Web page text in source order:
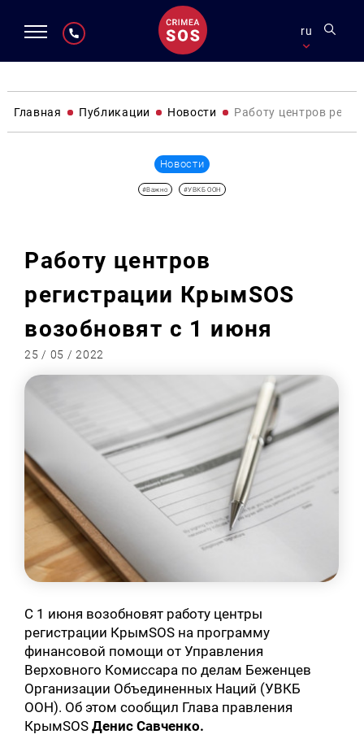
ru
Главная Публикации Новости Работу центров
Новости
#Важно #УВКБ ООН
Работу центров
регистрации КрымSOS
возобновят с 1 июня
25 / 05 / 2022
С 1 июня возобновят работу центры
регистрации КрымSOS на программу
финансовой помощи от Управления
Верховного Комиссара по делам Беженцев
Организации Объединенных Наций (УВКБ
ООН). Об этом сообщил Глава правления
КрымSOSДенис Савченко.